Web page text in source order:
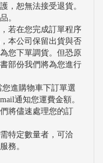
，恕無法接受退貨。
。
若在您完成訂單程序
本公司保留出貨與否
您下單調貨。但恐原
部份我們將為您進行
進購物車下訂單選
通知您運費金額。
將儘速處理您的訂
特定數量者，可洽
務。